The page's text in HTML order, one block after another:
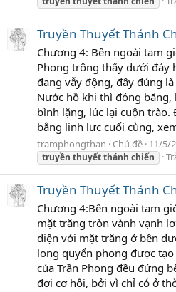
Truyền Thuyết Thánh
Chương 4: Bên ngoài tam
Phong trông thấy dưới đáy
đang vẫy động, đây đúng
Nước hồ khi thì đóng băng,
bình lặng, lúc lại cuộn
bằng linh lực cuối cùng,
tramphongthan Chủ đề 11/5/
truyền thuyếtthánh chiến
Truyền Thuyết Thánh
Chương 4:Bên ngoài tam
mặt trăng tròn vành vạnh
diện với mặt trăng ở bên
long quyển phong được
của Trần Phong đều đứng
đợi cơ hội, bởi vì chỉ có ở